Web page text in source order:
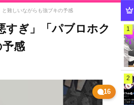
難しいながらも強ブキの予感
すぎ」「パブロホク
感
16
1
2